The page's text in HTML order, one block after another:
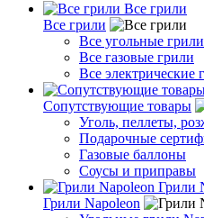
Все грили
Все грили
Все угольные грили
Все газовые грили
Все электрические
Сопутствующие товары
Уголь, пеллеты,
Подарочные
Газовые баллоны
Соусы и приправы
Грили
Грили Napoleon